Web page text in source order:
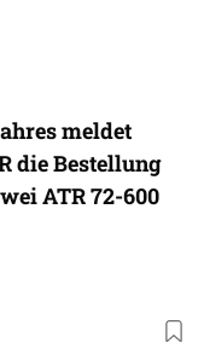
meldet
die Bestellung
ATR 72-600
Foto: ATR